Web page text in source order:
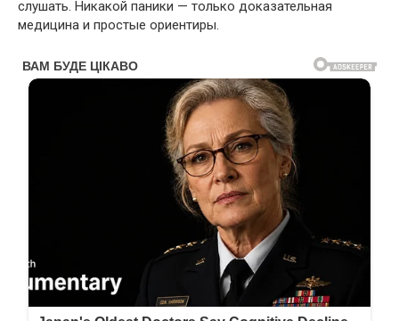
слушать. Никакой паники — только доказательная
медицина и простые ориентиры.